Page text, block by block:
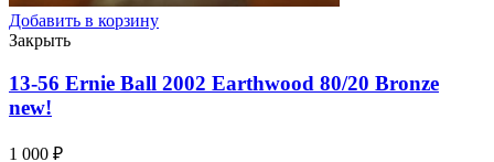
Добавить в корзину
Закрыть
13-56 Ernie Ball 2002 Earthwood 80/20 Bronze
new!
1 000 ₽